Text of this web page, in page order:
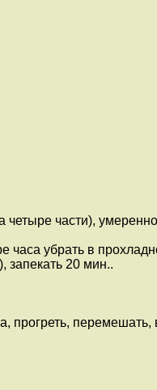
части),
часа убрать в
запекать 20 мин..
прогреть, перемешать,